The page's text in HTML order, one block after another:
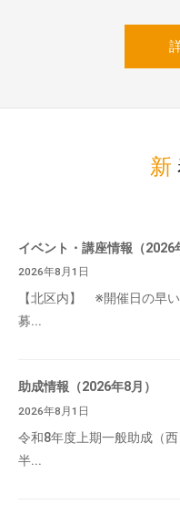
イベント・講座情報（2026
2026年8月1日
【北区内】 ※開催日の早
募...
助成情報（2026年8月）
2026年8月1日
令和8年度上期一般助成（
半...